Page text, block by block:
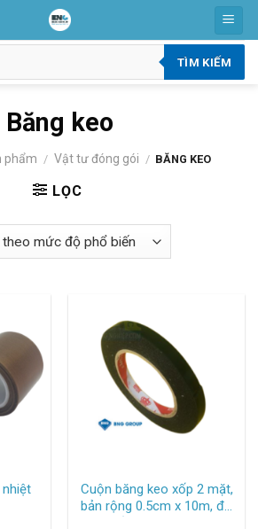
TÌM KIẾM
Băng keo
phẩm / Vật tư đóng gói / BĂNG KEO
LỌC
Cuộn băng keo xốp 2 mặt,
bản rộng 0.5cm x 10m, độ